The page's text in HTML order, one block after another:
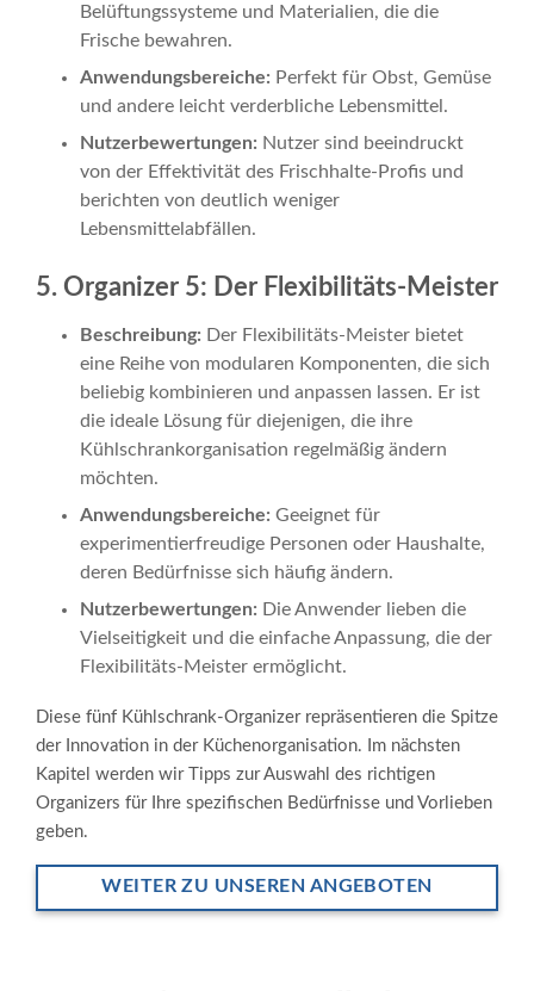
Belüftungssysteme und Materialien, die die
Frische bewahren.
Anwendungsbereiche: Perfekt für Obst, Gemüse
und andere leicht verderbliche Lebensmittel.
Nutzerbewertungen: Nutzer sind beeindruckt
von der Effektivität des Frischhalte-Profis und
berichten von deutlich weniger
Lebensmittelabfällen.
5. Organizer 5: Der Flexibilitäts-Meister
Beschreibung: Der Flexibilitäts-Meister bietet
eine Reihe von modularen Komponenten, die sich
beliebig kombinieren und anpassen lassen. Er ist
die ideale Lösung für diejenigen, die ihre
Kühlschrankorganisation regelmäßig ändern
möchten.
Anwendungsbereiche: Geeignet für
experimentierfreudige Personen oder Haushalte,
deren Bedürfnisse sich häufig ändern.
Nutzerbewertungen: Die Anwender lieben die
Vielseitigkeit und die einfache Anpassung, die der
Flexibilitäts-Meister ermöglicht.
Diese fünf Kühlschrank-Organizer repräsentieren die Spitze
der Innovation in der Küchenorganisation. Im nächsten
Kapitel werden wir Tipps zur Auswahl des richtigen
Organizers für Ihre spezifischen Bedürfnisse und Vorlieben
geben.
WEITER ZU UNSEREN ANGEBOTEN